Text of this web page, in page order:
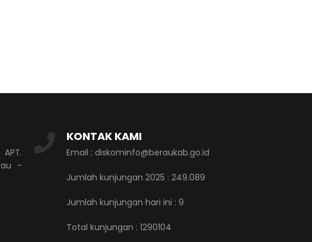
-
KONTAK KAMI
Email : diskominfo@beraukab.go.id
Jumlah kunjungan 2025 : 249.089
Jumlah kunjungan hari ini : 9
Total kunjungan : 1290104